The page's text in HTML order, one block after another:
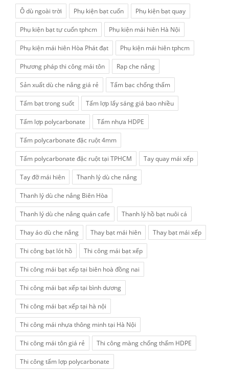
Ô dù ngoài trời Phụ kiện bạt cuốn Phụ kiện bạt quay
Phụ kiện bạt tự cuốn tphcm Phụ kiện mái hiên Hà Nội
Phụ kiện mái hiên Hòa Phát đạt Phụ kiện mái hiên tphcm
Phương pháp thi công mái tôn Rạp che nắng
Sản xuất dù che nắng giá rẻ Tấm bạc chống thấm
Tấm bạt trong suốt Tấm lợp lấy sáng giá bao nhiều
Tấm lợp polycarbonate Tấm nhựa HDPE
Tấm polycarbonate đặc ruột 4mm
Tấm polycarbonate đặc ruột tại TPHCM Tay quay mái xếp
Tay đỡ mái hiên Thanh lý dù che nắng
Thanh lý dù che nắng Biên Hòa
Thanh lý dù che nắng quán cafe Thanh lý hồ bạt nuôi cá
Thay áo dù che nắng Thay bạt mái hiên Thay bạt mái xếp
Thi công bạt lót hồ Thi công mái bạt xếp
Thi công mái bạt xếp tại biên hoà đồng nai
Thi công mái bạt xếp tại bình dương
Thi công mái bạt xếp tại hà nội
Thi công mái nhựa thông minh tại Hà Nội
Thi công mái tôn giá rẻ Thi công màng chống thấm HDPE
Thi công tấm lợp polycarbonate